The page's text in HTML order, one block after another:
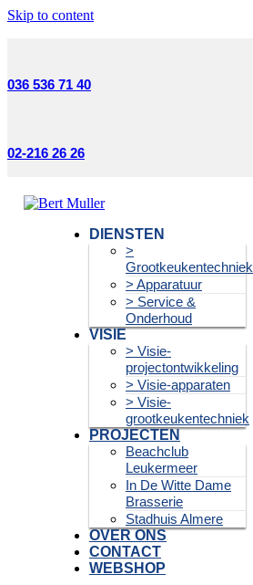
Skip to content
036 536 71 40
02-216 26 26
DIENSTEN
>
Grootkeukentechniek
> Apparatuur
> Service &
Onderhoud
VISIE
> Visie-
projectontwikkeling
> Visie-apparaten
> Visie-
grootkeukentechniek
PROJECTEN
Beachclub
Leukermeer
In De Witte Dame
Brasserie
Stadhuis Almere
OVER ONS
CONTACT
WEBSHOP